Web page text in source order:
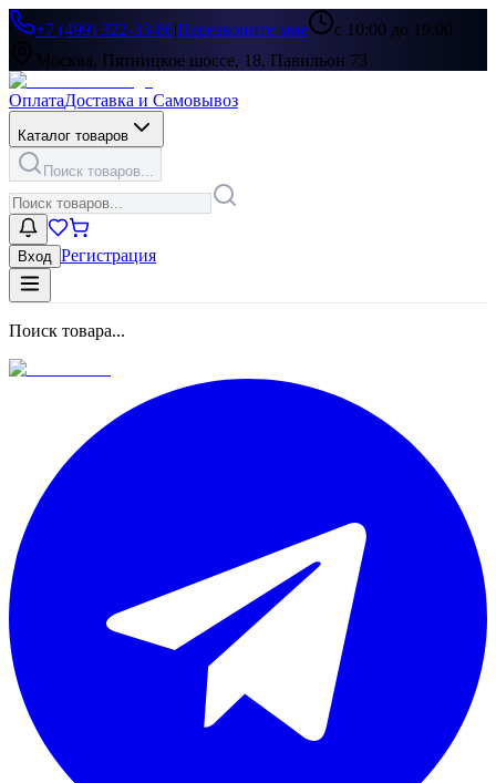
+7 (499) 322-33-86|Перезвоните мне
с 10:00 до 19:00
Москва, Пятницкое шоссе, 18, Павильон 73
ОплатаДоставка и Самовывоз
Каталог товаров
Поиск товаров...
Вход Регистрация
Поиск товара...